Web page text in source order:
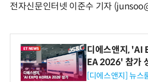
전자신문인터넷 이준수 기자
디에스앤지, 'AI
EA 2026' 참가
생애주기 아우르
[디에스앤지] 뉴스